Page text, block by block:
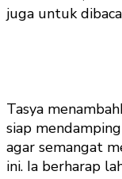
juga untuk
Tasya
siap
agar semangat
ini. Ia berharap